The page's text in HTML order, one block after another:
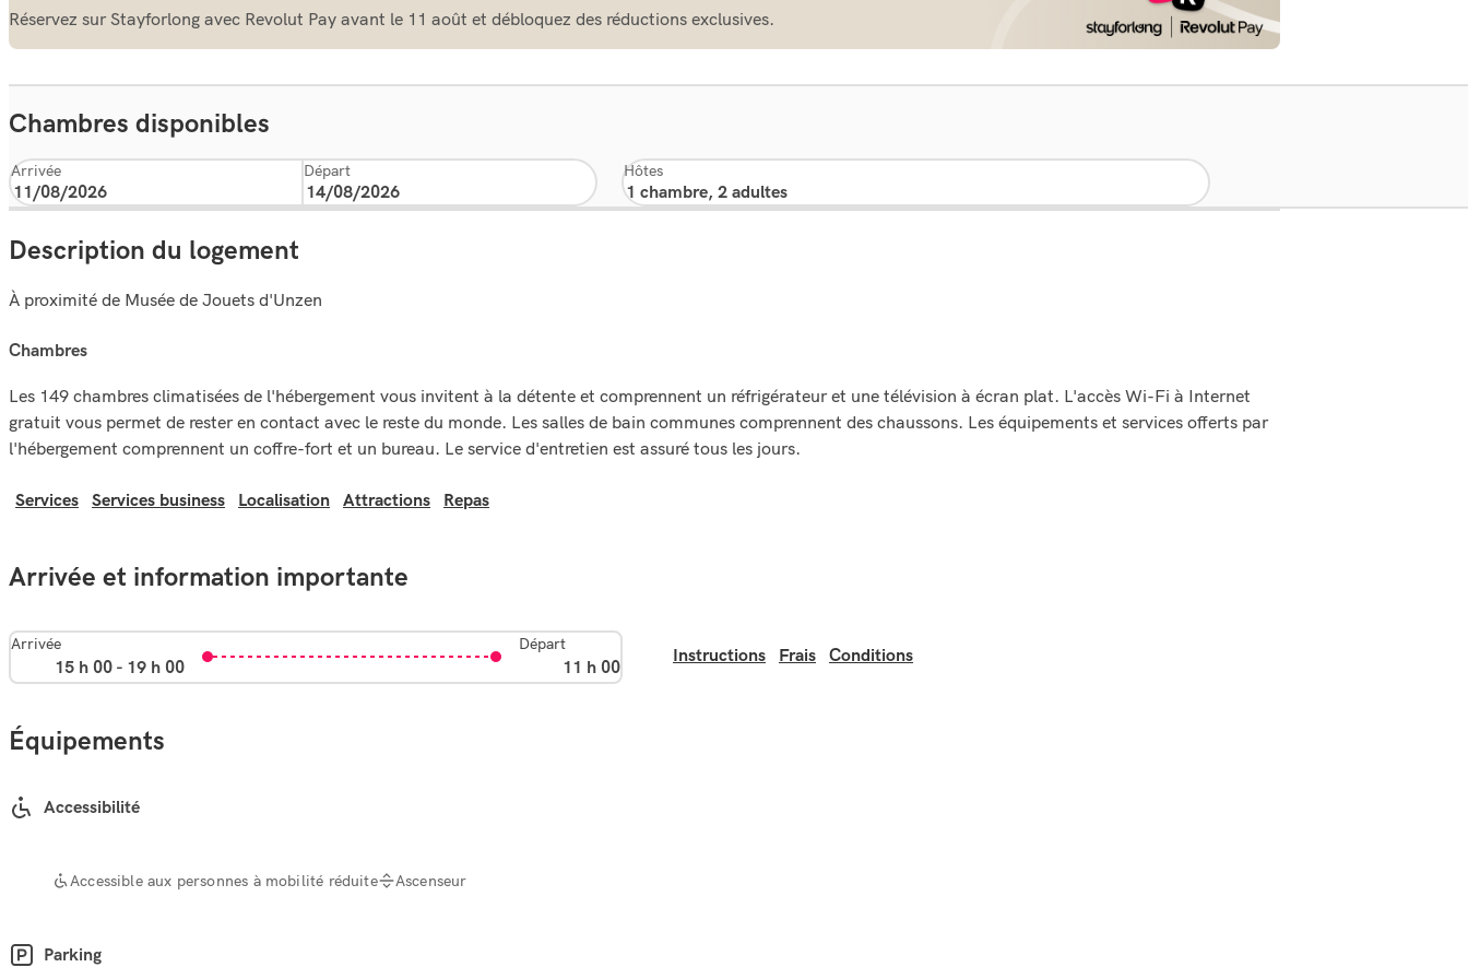
Réservez sur Stayforlong avec Revolut Pay avant le 11 août et débloquez des réductions exclusives.
Chambres disponibles
Arrivée Départ Hôtes
Description du logement
À proximité de Musée de Jouets d'Unzen
chambres
Les 149 chambres climatisées de l'hébergement vous invitent à la détente et comprennent un réfrigérateur et une télévision à écran plat. L'accès Wi-Fi à Internet
gratuit vous permet de rester en contact avec le reste du monde. Les salles de bain communes comprennent des chaussons. Les équipements et services offerts par
l'hébergement comprennent un coffre-fort et un bureau. Le service d'entretien est assuré tous les jours.
Services Services business Localisation Attractions Repas
Arrivée et information importante
Arrivée
15 h 00 - 19 h 00
Départ
11 h 00
Instructions Frais Conditions
Équipements
Accessibilité
Accessible aux personnes à mobilité réduite Ascenseur
Parking